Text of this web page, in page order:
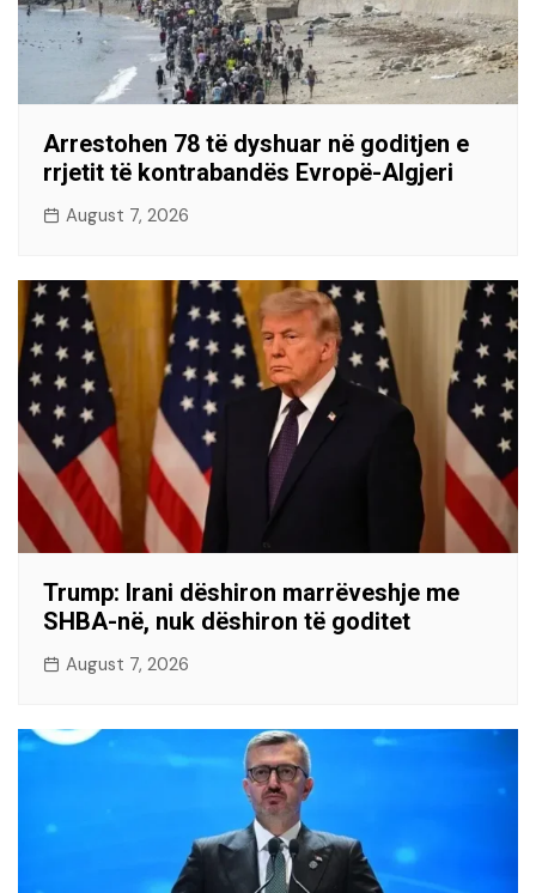
Arrestohen 78 të dyshuar në goditjen e
rrjetit të kontrabandës Evropë-Algjeri
August 7, 2026
Trump: Irani dëshiron marrëveshje me
SHBA-në, nuk dëshiron të goditet
August 7, 2026